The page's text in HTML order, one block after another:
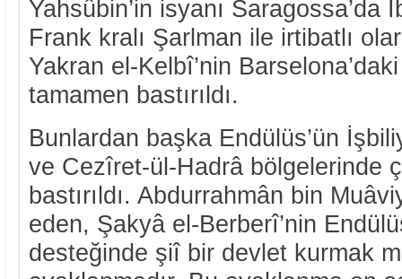
Yahsûbin’in isyanı Saragossa’da
Frank kralı Şarlman ile irtibatlı
Yakran el-Kelbî’nin
tamamen bastırıldı.
Bunlardan başka Endülüs’ün
ve Cezîret-ül-Hadrâ bölgelerinde
bastırıldı. Abdurrahmân bin
eden, Şakyâ el-Berberî’nin
desteğinde şiî bir devlet kurmak